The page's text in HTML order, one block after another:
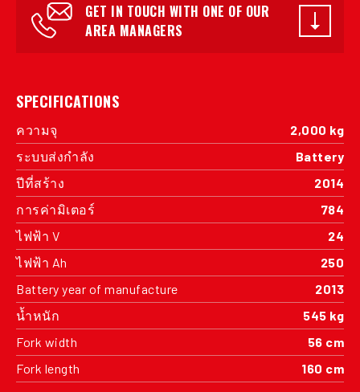
GET IN TOUCH WITH ONE OF OUR
AREA MANAGERS
SPECIFICATIONS
ความจุ
2,000 kg
ระบบส่งกำลัง
Battery
ปีที่สร้าง
2014
การค่ามิเตอร์
784
ไฟฟ้า V
24
ไฟฟ้า Ah
250
Battery year of manufacture
2013
น้ำหนัก
545 kg
Fork width
56 cm
Fork length
160 cm